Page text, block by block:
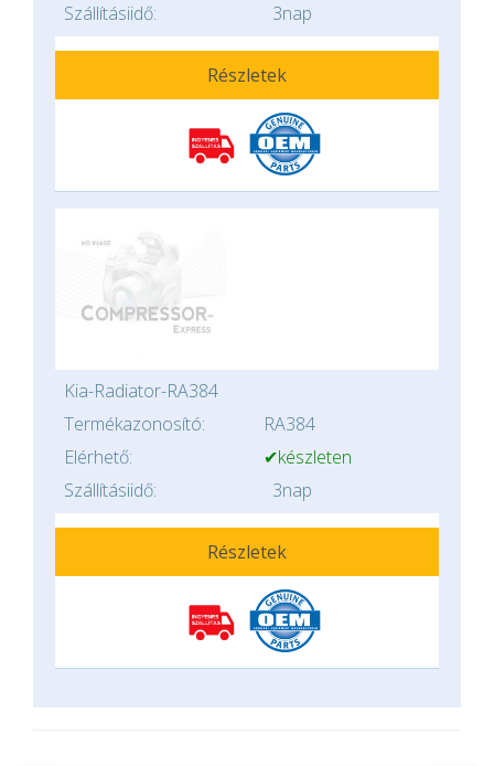
Szállításiidő:
3nap
Részletek
Kia-Radiator-RA384
Termékazonosító:
RA384
Elérhető:
✔készleten
Szállításiidő:
3nap
Részletek